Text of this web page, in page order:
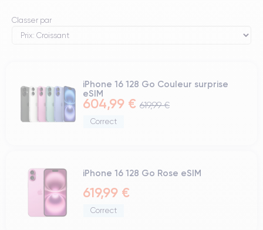
Classer par
iPhone 16 128 Go Couleur surprise
eSIM
604,99 € 619,99 €
Correct
iPhone 16 128 Go Rose eSIM
619,99 €
Correct